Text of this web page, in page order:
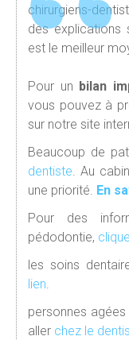
chirurgiens-
des explications
est le meilleur
Pour un bilan
vous pouvez à
sur notre site
Beaucoup de
dentiste. Au
une priorité. En
Pour des
pédodontie,
les soins
lien.
personnes
aller chez le